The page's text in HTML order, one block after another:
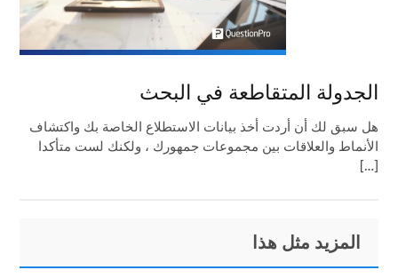
الجدولة المتقاطعة في البحث
هل سبق لك أن أردت أخذ بيانات الاستطلاع الخاصة بك واكتشاف
الأنماط والعلاقات بين مجموعات جمهورك ، ولكنك لست متأكدا
[…]
Primary
Sidebar
Footer
المزيد مثل هذا